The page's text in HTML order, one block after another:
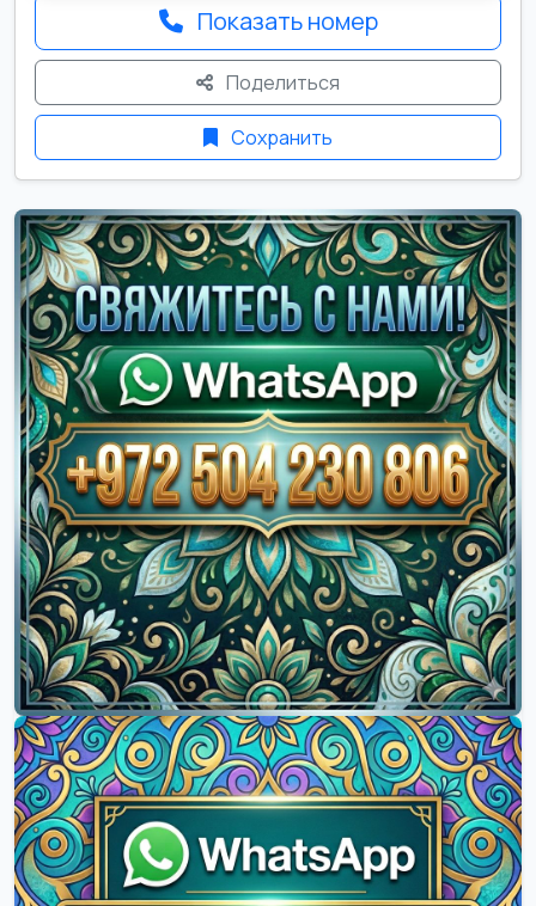
Показать номер
Поделиться
Сохранить